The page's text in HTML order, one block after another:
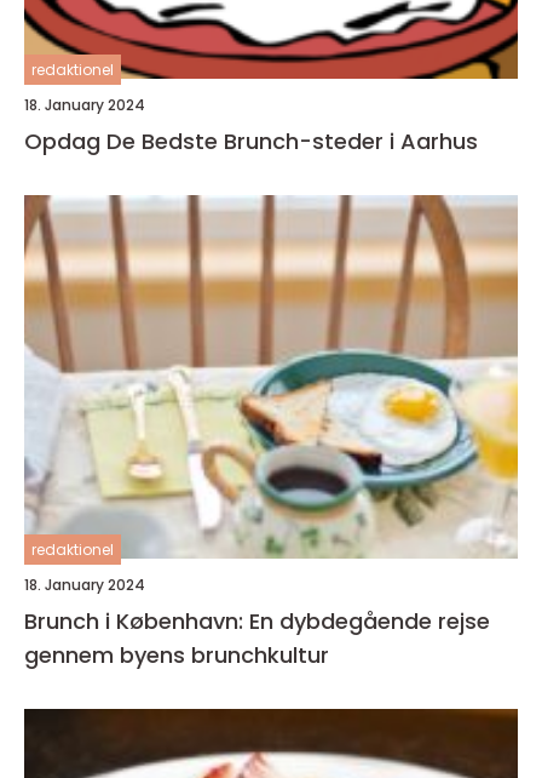
redaktionel
18. January 2024
Opdag De Bedste Brunch-steder i Aarhus
redaktionel
18. January 2024
Brunch i København: En dybdegående rejse
gennem byens brunchkultur